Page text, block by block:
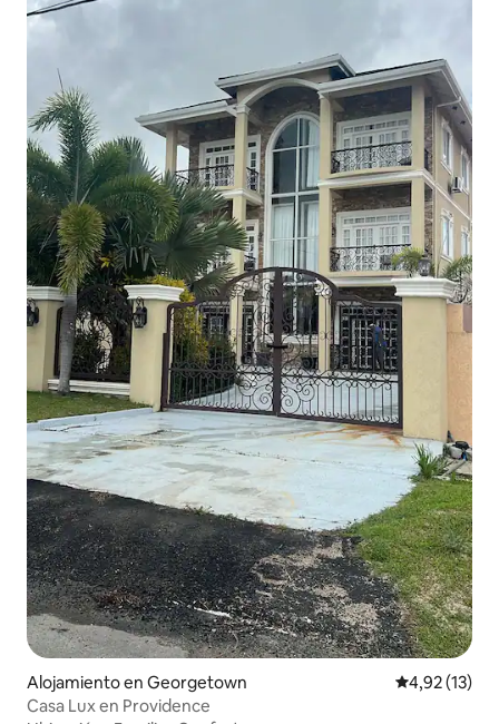
Alojamiento en Georgetown Calificación
4,92 (13)
Casa Lux en Providence